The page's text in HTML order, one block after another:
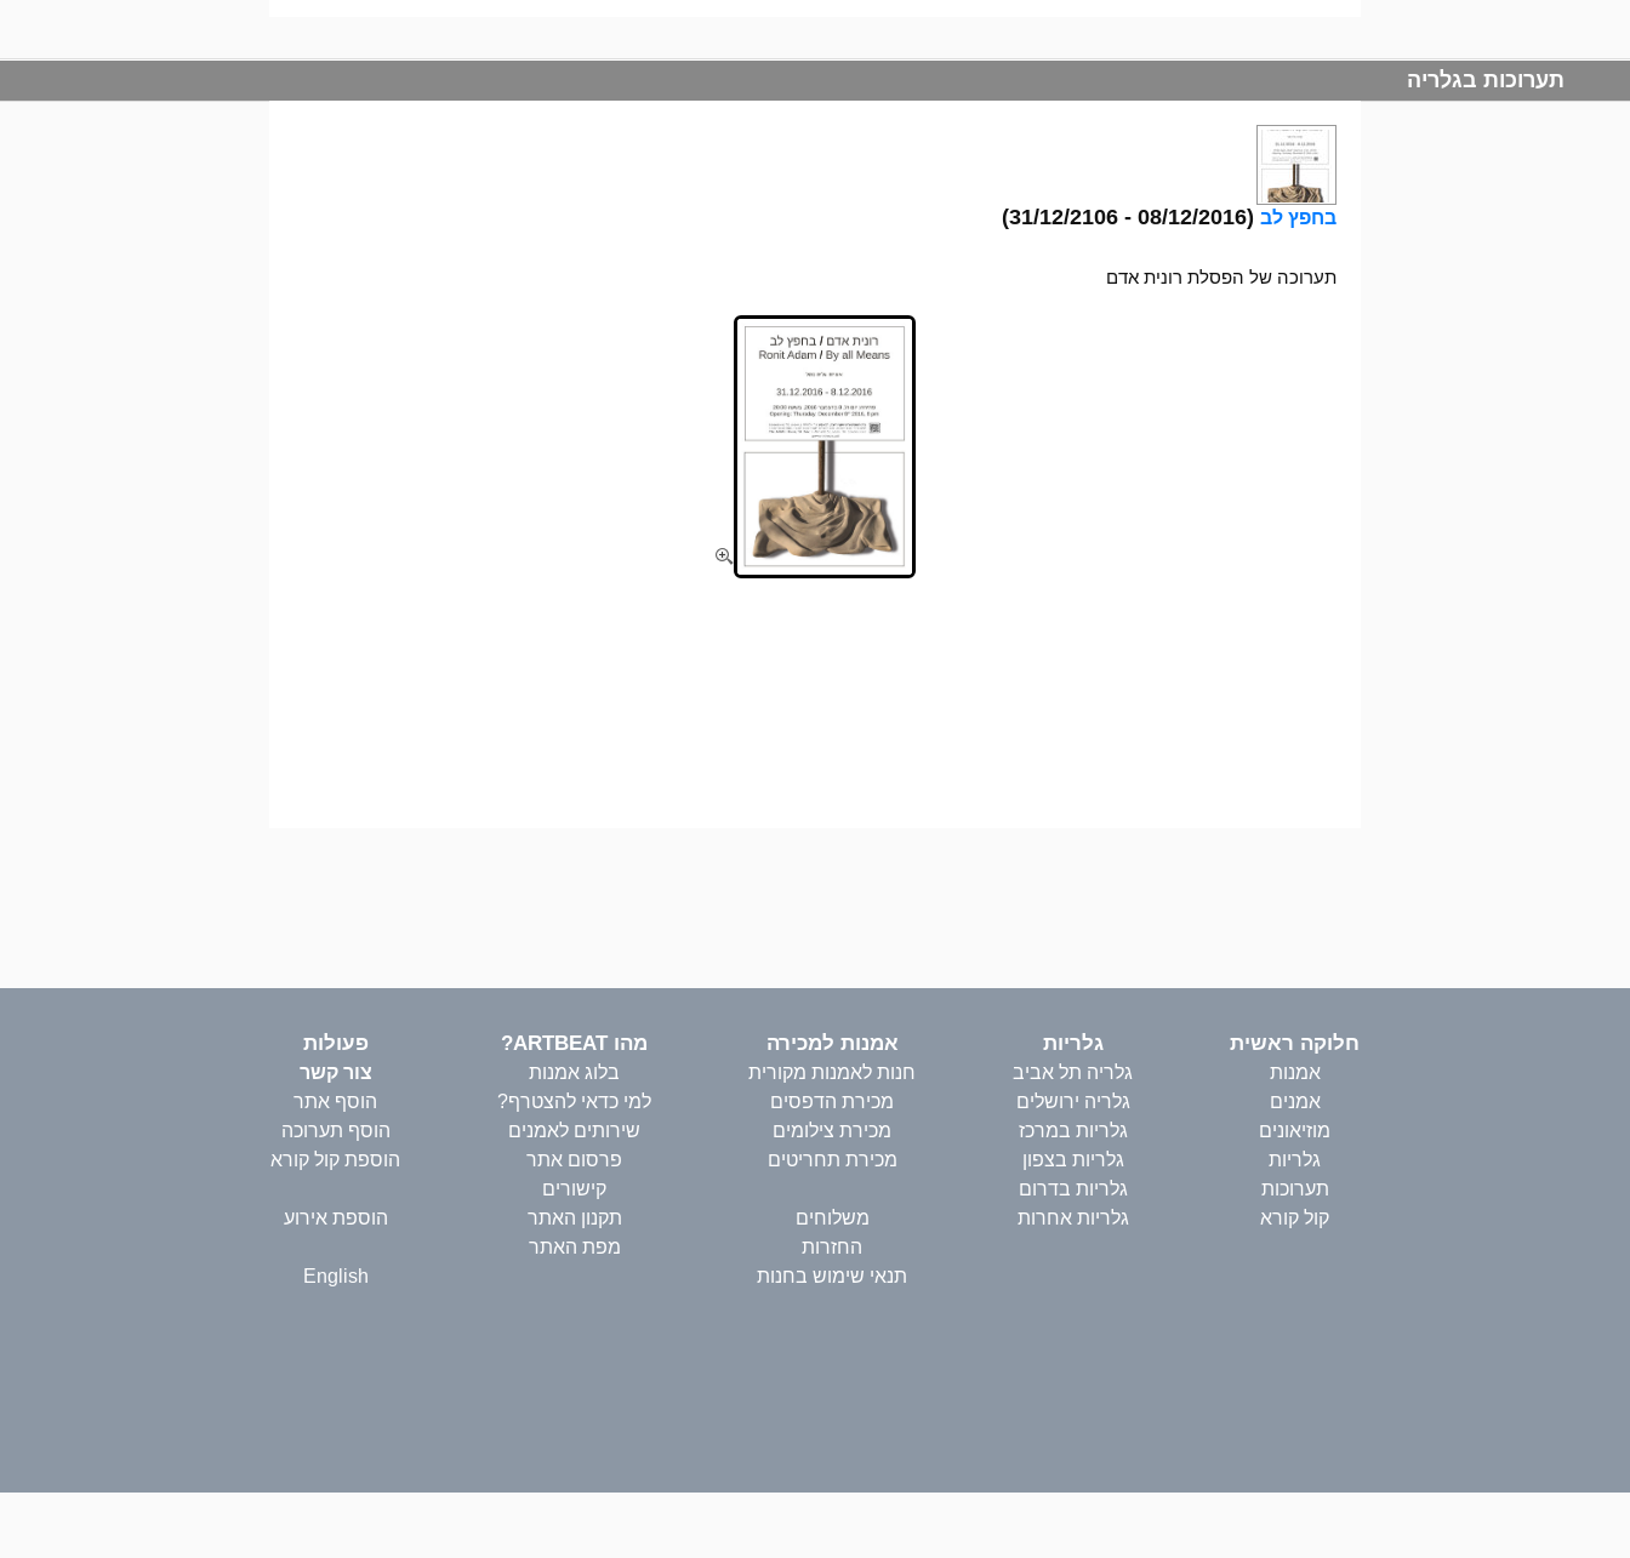
תערוכות בגלריה
בחפץ לב (08/12/2016 - 31/12/2106)
תערוכה של הפסלת רונית אדם
חלוקה ראשית
אמנות
אמנים
מוזיאונים
גלריות
תערוכות
קול קורא
גלריות
גלריה תל אביב
גלריה ירושלים
גלריות במרכז
גלריות בצפון
גלריות בדרום
גלריות אחרות
אמנות למכירה
חנות לאמנות מקורית
מכירת הדפסים
מכירת צילומים
מכירת תחריטים
משלוחים
החזרות
תנאי שימוש בחנות
מהו ARTBEAT?
בלוג אמנות
למי כדאי להצטרף?
שירותים לאמנים
פרסום אתר
קישורים
תקנון האתר
מפת האתר
פעולות
צור קשר
הוסף אתר
הוסף תערוכה
הוספת קול קורא
הוספת אירוע
English